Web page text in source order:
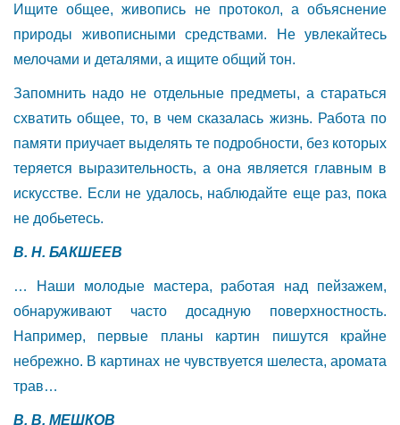
Ищите общее, живопись не протокол, а объяснение
природы живописными средствами. Не увлекайтесь
мелочами и деталями, а ищите общий тон.
Запомнить надо не отдельные предметы, а стараться
схватить общее, то, в чем сказалась жизнь. Работа по
памяти приучает выделять те подробности, без которых
теряется выразительность, а она является главным в
искусстве. Если не удалось, наблюдайте еще раз, пока
не добьетесь.
В. Н. БАКШЕЕВ
… Наши молодые мастера, работая над пейзажем,
обнаруживают часто досадную поверхностность.
Например, первые планы картин пишутся крайне
небрежно. В картинах не чувствуется шелеста, аромата
трав…
В. В. МЕШКОВ